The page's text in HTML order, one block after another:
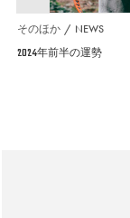
そのほか NEWS
2024年前半の運勢